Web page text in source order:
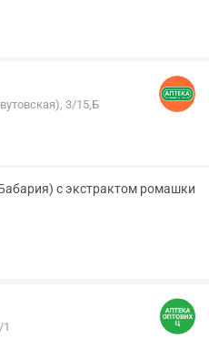
3/15,Б
с экстрактом ромашки